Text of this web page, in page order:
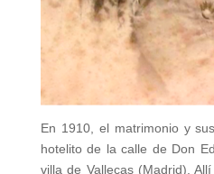
En 1910, el matrimonio y
hotelito de la calle de Don
villa de Vallecas (Madrid).